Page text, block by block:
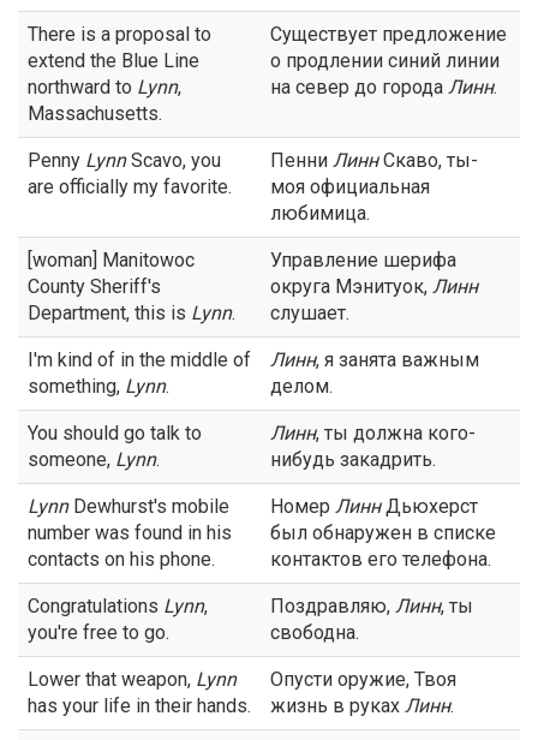
There is a proposal to
extend the Blue Line
northward to Lynn,
Massachusetts.
Существует предложение
о продлении синий линии
на север до города Линн.
Penny LynnScavo, you
are officially my favorite.
Пенни ЛиннСкаво, ты-
моя официальная
любимица.
[woman] Manitowoc
County Sheriff's
Department, this is Lynn.
Управление шерифа
округа Мэнитуок, Линн
слушает.
I'm kind of in the middle of
something, Lynn.
Линн, я занята важным
делом.
You should go talk to
someone, Lynn.
Линн, ты должна кого-
нибудь закадрить.
LynnDewhurst's mobile
number was found in his
contacts on his phone.
Номер ЛиннДьюхерст
был обнаружен в списке
контактов его телефона.
Congratulations Lynn,
you're free to go.
Поздравляю, Линн, ты
свободна.
Lower that weapon, Lynn
has your life in their hands.
Опусти оружие, Твоя
жизнь в руках Линн.